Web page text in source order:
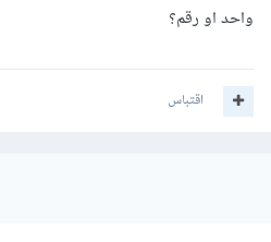
واحد او رقم؟
اقتباس